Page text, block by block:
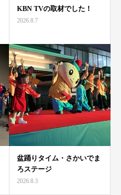
KBN TVの取材でした！
2026.8.7
盆踊りタイム・さかいでま
ろステージ
2026.8.3